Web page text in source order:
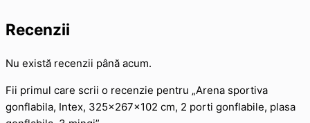
Recenzii
Nu există recenzii până acum.
Fii primul care scrii o recenzie pentru „Arena sportiva
gonflabila, Intex, 325x267x102 cm, 2 porti gonflabile, plasa